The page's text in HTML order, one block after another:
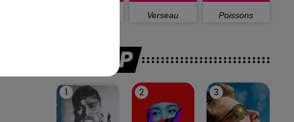
Verseau Poissons
LE TOP
1 2 3